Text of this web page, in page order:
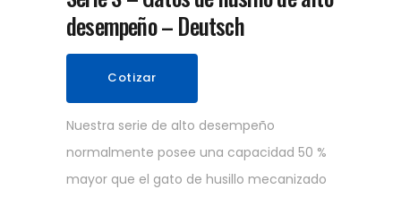
desempeño – Deutsch
Cotizar
Nuestra serie de alto desempeño
normalmente posee una capacidad 50 %
mayor que el gato de husillo mecanizado